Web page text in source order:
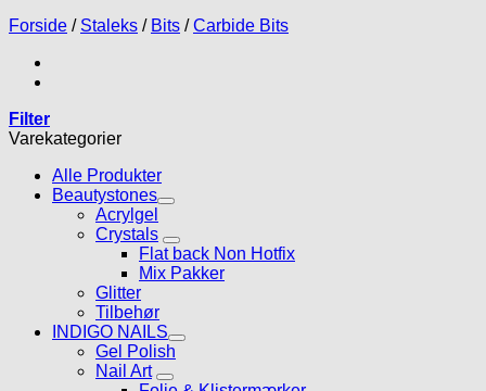
Forside / Staleks / Bits / Carbide Bits
Filter
Varekategorier
Alle Produkter
Beautystones
Acrylgel
Crystals
Flat back Non Hotfix
Mix Pakker
Glitter
Tilbehør
INDIGO NAILS
Gel Polish
Nail Art